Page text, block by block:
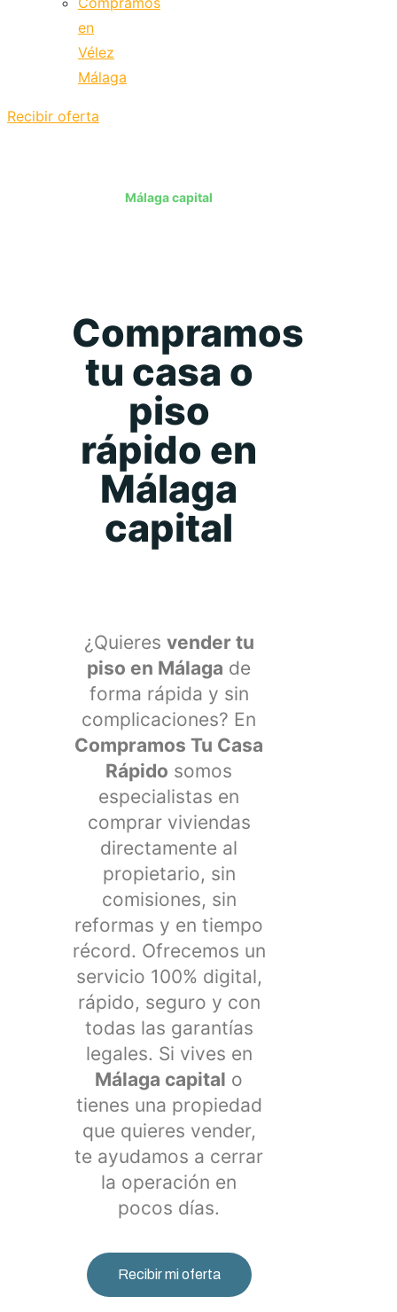
en
Vélez
Málaga
Recibir oferta
Málaga capital
Compramos
tu casa o
piso
rápido en
Málaga
capital
¿Quieres vender tu
piso en Málaga de
forma rápida y sin
complicaciones? En
Compramos Tu Casa
Rápido somos
especialistas en
comprar viviendas
directamente al
propietario, sin
comisiones, sin
reformas y en tiempo
récord. Ofrecemos un
servicio 100% digital,
rápido, seguro y con
todas las garantías
legales. Si vives en
Málaga capital o
tienes una propiedad
que quieres vender,
te ayudamos a cerrar
la operación en
pocos días.
Recibir mi oferta